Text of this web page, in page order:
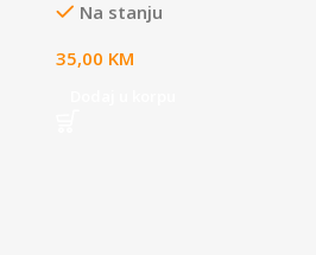
Na stanju
35,00 KM